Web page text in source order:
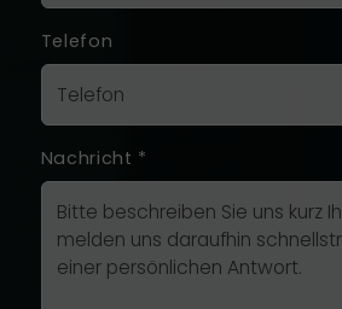
Telefon
Nachricht *